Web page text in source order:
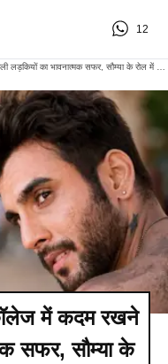
12
में कदम रखने
सफर, सौम्या के